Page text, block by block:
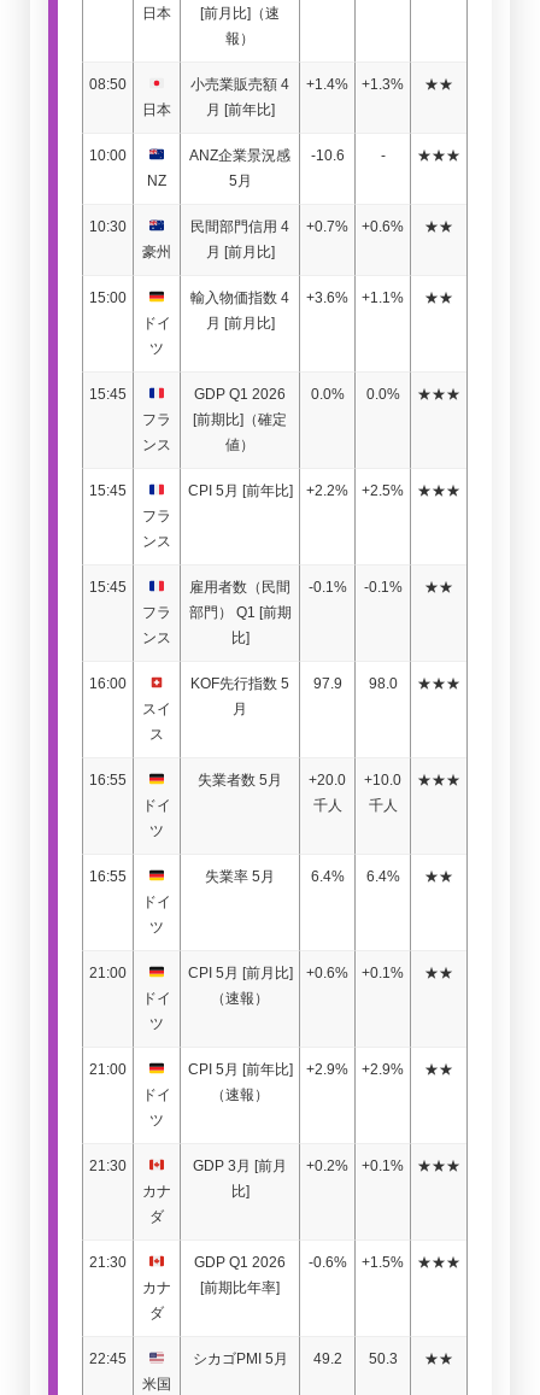
日本
[前月比]（速
報）
08:50
日本
小売業販売額 4
月 [前年比]
+1.4% +1.3% ★★
10:00
NZ
ANZ企業景況感
5月
-10.6 - ★★★
10:30
豪州
民間部門信用 4
月 [前月比]
+0.7% +0.6% ★★
15:00
ドイ
ツ
輸入物価指数 4
月 [前月比]
+3.6% +1.1% ★★
15:45
フラ
ンス
GDP Q1 2026
[前期比]（確定
値）
0.0% 0.0% ★★★
15:45
フラ
ンス
CPI 5月 [前年比] +2.2% +2.5% ★★★
15:45
フラ
ンス
雇用者数（民間
部門） Q1 [前期
比]
-0.1% -0.1% ★★
16:00
スイ
ス
KOF先行指数 5
月
97.9 98.0 ★★★
16:55
ドイ
ツ
失業者数 5月
+20.0
千人
+10.0
千人
★★★
16:55
ドイ
ツ
失業率 5月 6.4% 6.4% ★★
21:00
ドイ
ツ
CPI 5月 [前月比]
（速報）
+0.6% +0.1% ★★
21:00
ドイ
ツ
CPI 5月 [前年比]
（速報）
+2.9% +2.9% ★★
21:30
カナ
ダ
GDP 3月 [前月
比]
+0.2% +0.1% ★★★
21:30
カナ
ダ
GDP Q1 2026
[前期比年率]
-0.6% +1.5% ★★★
22:45
米国
シカゴPMI 5月 49.2 50.3 ★★